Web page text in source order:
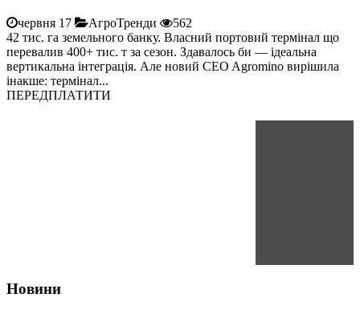
червня 17 АгроТренди
562
42 тис. га земельного банку. Власний портовий термінал що
перевалив 400+ тис. т за сезон. Здавалось би — ідеальна
вертикальна інтеграція. Але новий CEO Agromino вирішила
інакше: термінал...
ПЕРЕДПЛАТИТИ
Новини